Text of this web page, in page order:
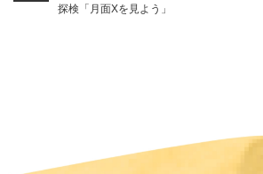
探検「月面Xを見よう」